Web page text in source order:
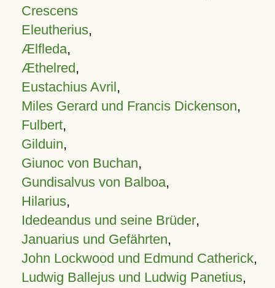
Crescens
Eleutherius,
Ælfleda,
Æthelred,
Eustachius Avril,
Miles Gerard und Francis Dickenson,
Fulbert,
Gilduin,
Giunoc von Buchan,
Gundisalvus von Balboa,
Hilarius,
Idedeandus und seine Brüder,
Januarius und Gefährten,
John Lockwood und Edmund Catherick,
Ludwig Ballejus und Ludwig Panetius,